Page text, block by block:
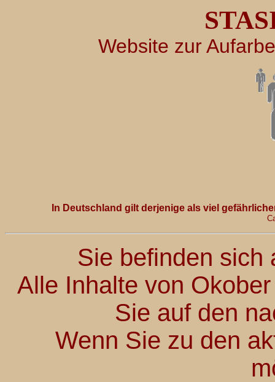
Website zur
In Deutschland gilt derjenige als viel
Sie befinden sich
Alle Inhalte von
Sie auf den
Wenn Sie zu den